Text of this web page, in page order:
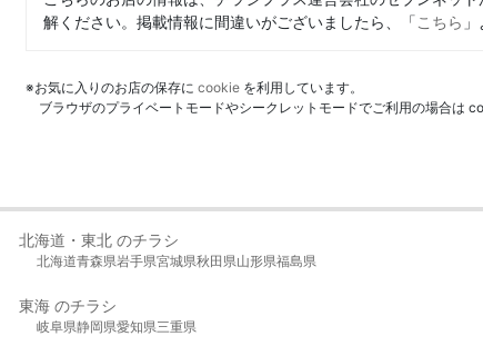
解ください。掲載情報に間違いがございましたら、「こちら
※お気に入りのお店の保存に cookie を利用しています。
ブラウザのプライベートモードやシークレットモードでご利用の場合は
北海道・東北 のチラシ
北海道青森県岩手県宮城県秋田県山形県福島県
東海 のチラシ
岐阜県静岡県愛知県三重県